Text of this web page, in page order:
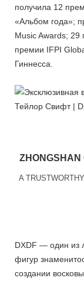
получила 12
«Альбом года»;
Music Awards; 29
премии IFPI
Гиннесса.
ZHONGSHAN
A
DXDF — один из
фигур
создании